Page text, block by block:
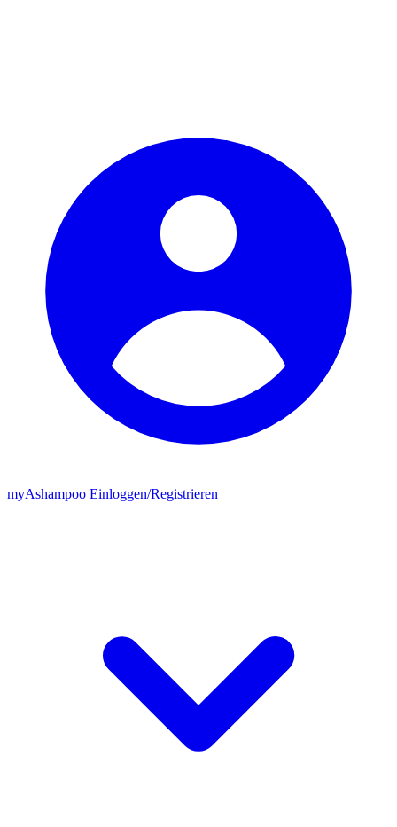
myAshampoo Einloggen/Registrieren